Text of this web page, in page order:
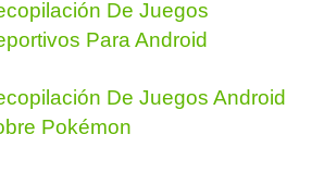
De Juegos
Para Android
De Juegos Android
Pokémon